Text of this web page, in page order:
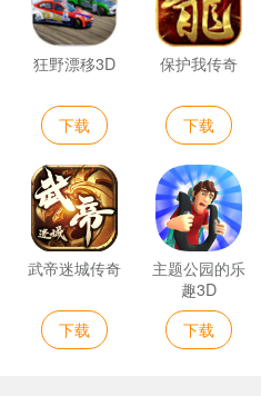
狂野漂移3D
下载
保护我传奇
下载
武帝迷城传奇
下载
主题公园的乐
趣3D
下载